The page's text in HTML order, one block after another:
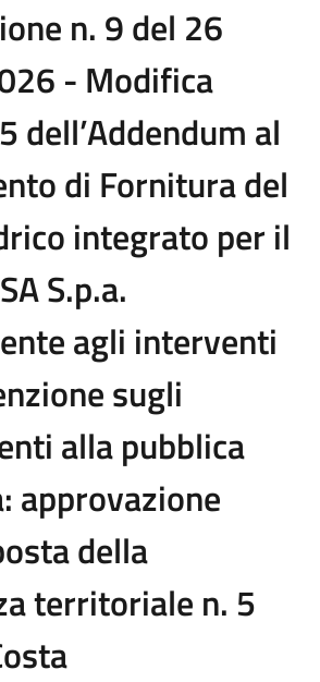
n. 9 del 26
- Modifica
dell’Addendum al
di Fornitura del
integrato per il
S.p.a.
agli interventi
sugli
alla pubblica
approvazione
della
territoriale n. 5